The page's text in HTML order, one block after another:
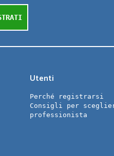
Utenti
Perché registrarsi
Consigli per
professionista